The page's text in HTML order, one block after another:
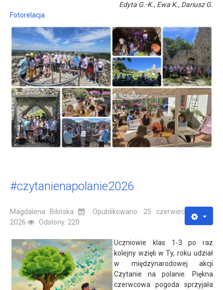
Edyta G.-K., Ewa K., Dariusz G.
Fotorelacja
#czytanienapolanie2026
Magdalena Bilińska
Opublikowano: 25 czerwiec
2026
Odsłony: 220
Uczniowie klas 1-3 po raz
kolejny wzięli w Ty, roku udział
w międzynarodowej akcji
Czytanie na polanie. Piękna
czerwcowa pogoda sprzyjała